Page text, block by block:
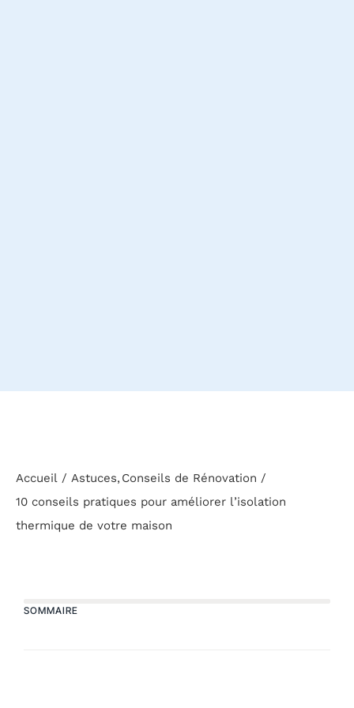
Accueil Astuces Conseils de Rénovation
10 conseils pratiques pour améliorer l’isolation
thermique de votre maison
SOMMAIRE